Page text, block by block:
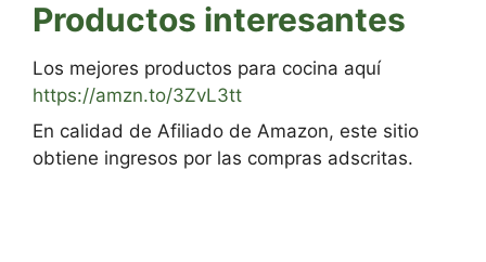
Productos interesantes
Los mejores productos para cocina aquí
https://amzn.to/3ZvL3tt
En calidad de Afiliado de Amazon, este sitio
obtiene ingresos por las compras adscritas.